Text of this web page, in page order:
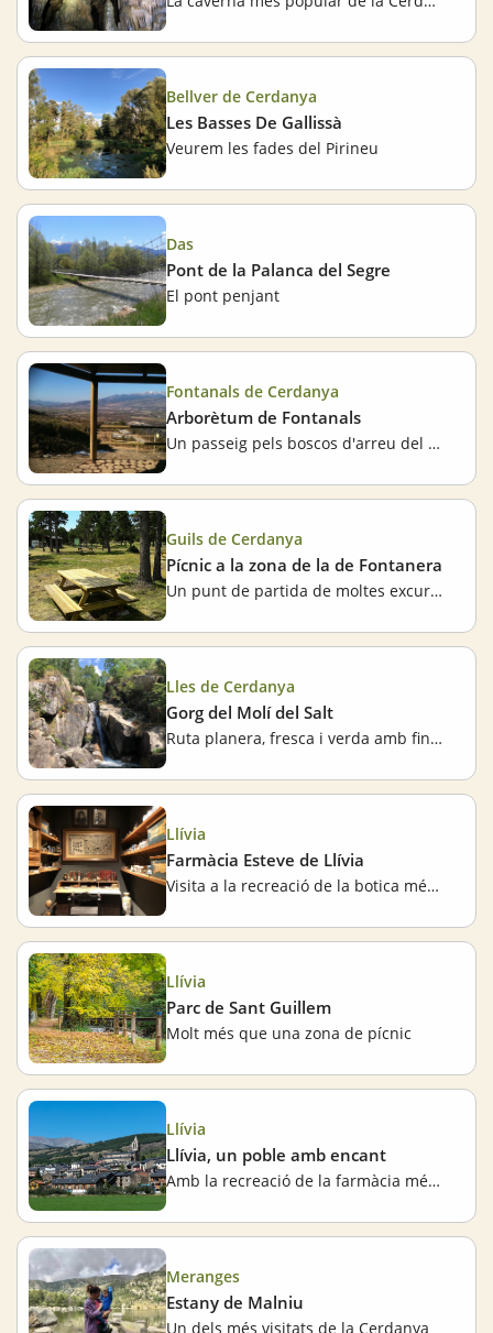
Bellver de Cerdanya
Les Basses De Gallissà
Veurem les fades del Pirineu
Das
Pont de la Palanca del Segre
El pont penjant
Fontanals de Cerdanya
Arborètum de Fontanals
Un passeig pels boscos d'arreu del món
Guils de Cerdanya
Pícnic a la zona de la de Fontanera
Un punt de partida de moltes excursions
Lles de Cerdanya
Gorg del Molí del Salt
Ruta planera, fresca i verda amb final refrescant
Llívia
Farmàcia Esteve de Llívia
Visita a la recreació de la botica més antiga d’Europa
Llívia
Parc de Sant Guillem
Molt més que una zona de pícnic
Llívia
Llívia, un poble amb encant
Amb la recreació de la farmàcia més antiga d'Europa
Meranges
Estany de Malniu
Un dels més visitats de la Cerdanya